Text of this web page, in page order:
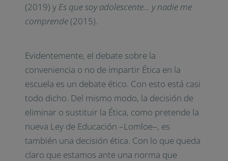
(2019) y Es que soy adolescente… y nadie me
comprende(2015).
Evidentemente, el debate sobre la
conveniencia o no de impartir Ética en la
escuela es un debate ético. Con esto está casi
todo dicho. Del mismo modo, la decisión de
eliminar o sustituir la Ética, como pretende la
nueva Ley de Educación –Lomloe–, es
también una decisión ética. Con lo que queda
claro que estamos ante una norma que